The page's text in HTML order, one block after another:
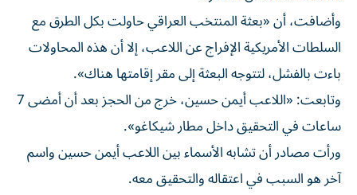
وأضافت، أن «بعثة المنتخب العراقي حاولت بكل الطرق مع
السلطات الأمريكية الإفراج عن اللاعب، إلا أن هذه المحاولات
باءت بالفشل، لتتوجه البعثة إلى مقر إقامتها هناك».
وتابعت: «اللاعب أيمن حسين، خرج من الحجز بعد أن أمضى 7
ساعات في التحقيق داخل مطار شيكاغو».
ورأت مصادر أن تشابه الأسماء بين اللاعب أيمن حسين واسم
آخر هو السبب في اعتقاله والتحقيق معه.